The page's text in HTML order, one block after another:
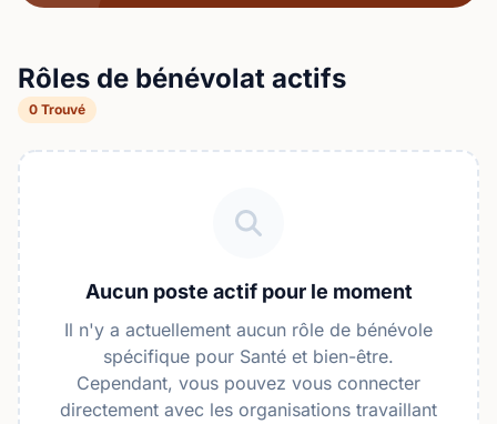
Rôles de bénévolat actifs
0 Trouvé
Aucun poste actif pour le moment
Il n'y a actuellement aucun rôle de bénévole
spécifique pour Santé et bien-être.
Cependant, vous pouvez vous connecter
directement avec les organisations travaillant